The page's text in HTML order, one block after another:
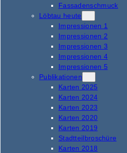
Fassadenschmuck
Löbtau heute
Impressionen 1
Impressionen 2
Impressionen 3
Impressionen 4
Impressionen 5
Publikationen
Karten 2025
Karten 2024
Karten 2023
Karten 2020
Karten 2019
Stadtteilbroschüre
Karten 2018